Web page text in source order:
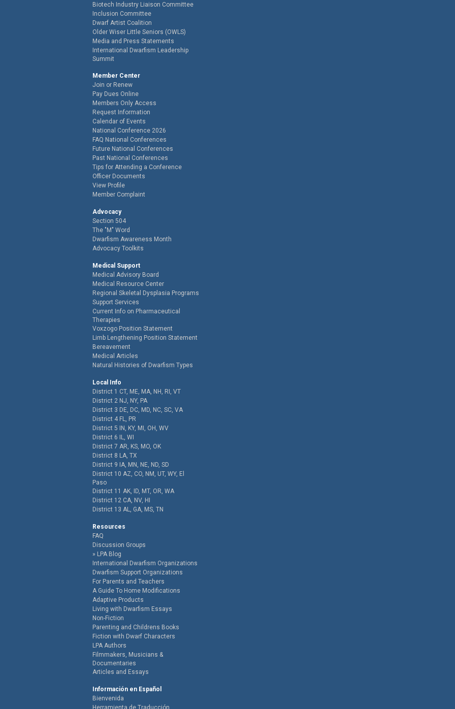
Biotech Industry Liaison Committee
Inclusion Committee
Dwarf Artist Coalition
Older Wiser Little Seniors (OWLS)
Media and Press Statements
International Dwarfism Leadership
Summit
Member Center
Join or Renew
Pay Dues Online
Members Only Access
Request Information
Calendar of Events
National Conference 2026
FAQ National Conferences
Future National Conferences
Past National Conferences
Tips for Attending a Conference
Officer Documents
View Profile
Member Complaint
Advocacy
Section 504
The "M" Word
Dwarfism Awareness Month
Advocacy Toolkits
Medical Support
Medical Advisory Board
Medical Resource Center
Regional Skeletal Dysplasia Programs
Support Services
Current Info on Pharmaceutical
Therapies
Voxzogo Position Statement
Limb Lengthening Position Statement
Bereavement
Medical Articles
Natural Histories of Dwarfism Types
Local Info
District 1 CT, ME, MA, NH, RI, VT
District 2 NJ, NY, PA
District 3 DE, DC, MD, NC, SC, VA
District 4 FL, PR
District 5 IN, KY, MI, OH, WV
District 6 IL, WI
District 7 AR, KS, MO, OK
District 8 LA, TX
District 9 IA, MN, NE, ND, SD
District 10 AZ, CO, NM, UT, WY, El
Paso
District 11 AK, ID, MT, OR, WA
District 12 CA, NV, HI
District 13 AL, GA, MS, TN
Resources
FAQ
Discussion Groups
LPA Blog
International Dwarfism Organizations
Dwarfism Support Organizations
For Parents and Teachers
A Guide To Home Modifications
Adaptive Products
Living with Dwarfism Essays
Non-Fiction
Parenting and Childrens Books
Fiction with Dwarf Characters
LPA Authors
Filmmakers, Musicians &
Documentaries
Articles and Essays
Información en Español
Bienvenida
Herramienta de Traducción